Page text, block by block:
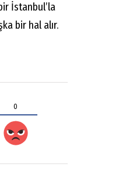
İstanbul’la
bir hal alır.
0